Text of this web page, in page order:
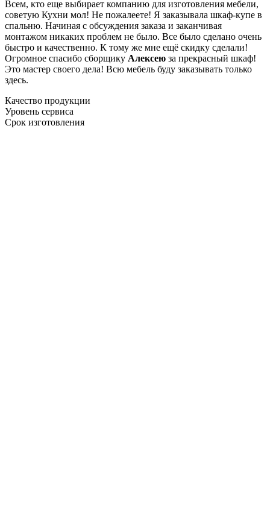
Всем, кто еще выбирает компанию для изготовления мебели,
советую Кухни мол! Не пожалеете! Я заказывала шкаф-купе в
спальню. Начиная с обсуждения заказа и заканчивая
монтажом никаких проблем не было. Все было сделано очень
быстро и качественно. К тому же мне ещё скидку сделали!
Огромное спасибо сборщику Алексею за прекрасный шкаф!
Это мастер своего дела! Всю мебель буду заказывать только
здесь.
Качество продукции
Уровень сервиса
Срок изготовления